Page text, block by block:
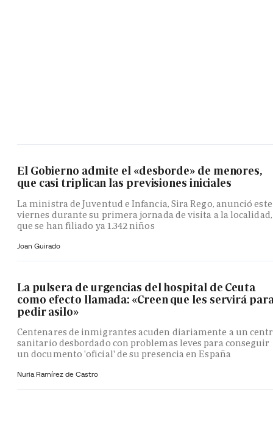
El Gobierno admite el «desborde» de menores,
que casi triplican las previsiones iniciales
La ministra de Juventud e Infancia, Sira Rego, anunció este
viernes durante su primera jornada de visita a la localidad,
que se han filiado ya 1.342 niños
Joan Guirado
La pulsera de urgencias del hospital de Ceuta
como efecto llamada: «Creen que les servirá
pedir asilo»
Centenares de inmigrantes acuden diariamente a un
sanitario desbordado con problemas leves para conseguir
un documento 'oficial' de su presencia en España
Nuria Ramírez de Castro